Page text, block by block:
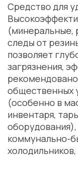
Средство для
(минеральные,
следы от
позволяет
загрязнения,
общественных
(особенно в
инвентаря,
коммунально-